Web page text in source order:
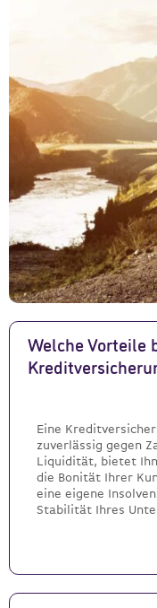
Welche Vorteile
Eine
zuverlässig gegen
Liquidität, bietet
die Bonität Ihrer
eine eigene
Stabilität Ihres